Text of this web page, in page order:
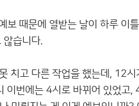
때문에 열받는 날이 하루
않습니다.
치고 다른 작업을 했는데, 12
이번에는 4시로 바뀌어 있었고